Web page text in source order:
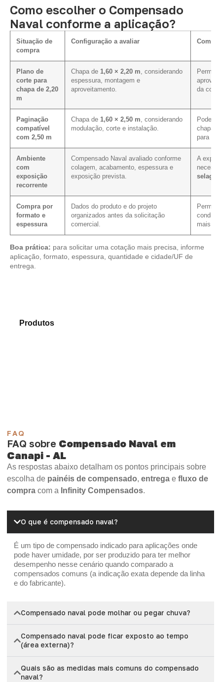
Como escolher o Compensado
Naval conforme a aplicação?
Situação de
compra
Configuração a avaliar Como
Plano de
corte para
chapa de 2,20
m
Chapa de 1,60 × 2,20 m , considerando
espessura, montagem e
aproveitamento.
da
Paginação
compatível
com 2,50 m
Chapa de 1,60 × 2,50 m , considerando
modulação, corte e instalação.
Pode
chapa
para
Ambiente
com
exposição
recorrente
Compensado Naval avaliado conforme
colagem, acabamento, espessura e
exposição prevista.
A
Compra por
formato e
espessura
Dados do produto e do projeto
organizados antes da solicitação
comercial.
mais
Boa prática: para solicitar uma cotação mais precisa, informe
aplicação, formato, espessura, quantidade e cidade/UF de
entrega.
Produtos
FAQ
FAQ sobre Compensado Naval em
Canapi - AL
As respostas abaixo detalham os pontos principais sobre
escolha de painéis de compensado, entrega e fluxo de
compra com a Infinity Compensados.
O que é compensado naval?
É um tipo de compensado indicado para aplicações onde
pode haver umidade, por ser produzido para ter melhor
desempenho nesse cenário quando comparado a
compensados comuns (a indicação exata depende da linha
e do fabricante).
Compensado naval pode molhar ou pegar chuva?
Compensado naval pode ficar exposto ao tempo
(área externa)?
Quais são as medidas mais comuns do compensado
naval?